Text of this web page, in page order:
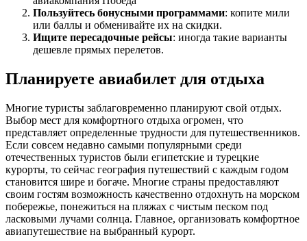
Пользуйтесь бонусными программами: копите мили
или баллы и обменивайте их на скидки.
Ищите пересадочные рейсы: иногда такие варианты
дешевле прямых перелетов.
Планируете авиабилет для отдыха
Многие туристы заблаговременно планируют свой отдых.
Выбор мест для комфортного отдыха огромен, что
представляет определенные трудности для путешественников.
Если совсем недавно самыми популярными среди
отечественных туристов были египетские и турецкие
курорты, то сейчас география путешествий с каждым годом
становится шире и богаче. Многие страны предоставляют
своим гостям возможность качественно отдохнуть на морском
побережье, понежиться на пляжах с чистым песком под
ласковыми лучами солнца. Главное, организовать комфортное
авиапутешествие на выбранный курорт.